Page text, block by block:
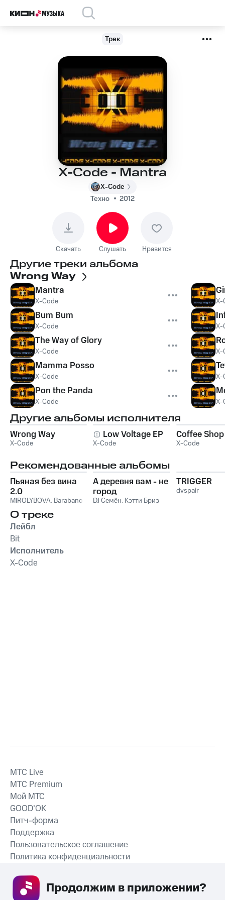
Трек
X-Code - Mantra
X-Code
Техно
2012
Скачать Слушать Нравится
Другие треки альбома
Wrong Way
Mantra
X-Code
Bum Bum
X-Code
The Way of Glory
X-Code
Mamma Posso
X-Code
Pon the Panda
X-Code
X-
X-
X-
X-
X-
Другие альбомы исполнителя
Wrong Way
X-Code
Low Voltage EP
X-Code
Coffee Shop
X-Code
Рекомендованные альбомы
Пьяная без вина
2.0
MIROLYBOVA, Barabanov
А деревня вам - не
город
DJ Семён, Кэтти Бриз
TRIGGER
dvspair
О треке
Лейбл
Bit
Исполнитель
X-Code
СКАЧАТЬ ПРИЛОЖЕНИЕ
MTС Live
MTС Premium
Мой МТС
GOOD’OK
Питч-форма
Поддержка
Пользовательское соглашение
Политика конфиденциальности